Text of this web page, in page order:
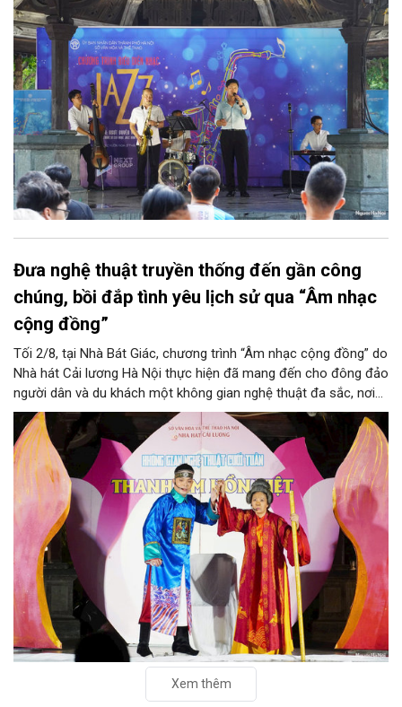
Club, mở ra một không gian âm nhạc giàu cảm xúc ngay giữa
trung tâm Thủ đô.
Đưa nghệ thuật truyền thống đến gần công
chúng, bồi đắp tình yêu lịch sử qua “Âm nhạc
cộng đồng”
Tối 2/8, tại Nhà Bát Giác, chương trình “Âm nhạc cộng đồng” do
Nhà hát Cải lương Hà Nội thực hiện đã mang đến cho đông đảo
người dân và du khách một không gian nghệ thuật đa sắc, nơi
những làn điệu cải lương, ca cổ, tân cổ và các tiết mục múa
hòa quyện trong không gian của phố đi bộ hồ Hoàn Kiếm. Đặc
biệt, chương trình có sự giao lưu của các nghệ sĩ đến từ
phương Nam, góp phần tạo nên cuộc gặp gỡ nghệ thuật giàu
cảm xúc.
Xem thêm